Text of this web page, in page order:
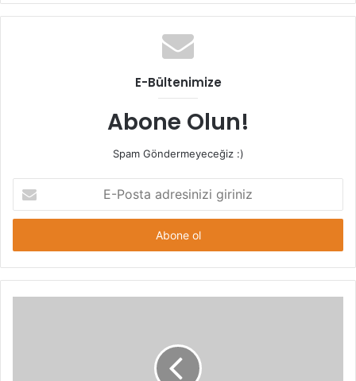
E-Bültenimize
Abone Olun!
Spam Göndermeyeceğiz :)
Posta
adresinizi